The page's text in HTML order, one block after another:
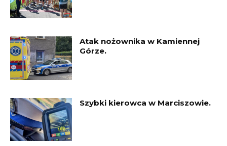
Atak nożownika w Kamiennej
Górze.
Szybki kierowca w Marciszowie.